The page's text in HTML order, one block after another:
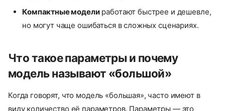
Компактные моделиработают быстрее и дешевле,
но могут чаще ошибаться в сложных сценариях.
Что такое параметры и почему
модель называют «большой»
Когда говорят, что модель «большая», часто имеют в
виду количество её параметров. Параметры — это